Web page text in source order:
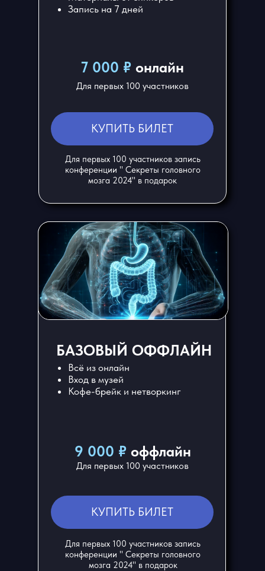
7 000 ₽ онлайн
Запись на 7 дней
КУПИТЬ БИЛЕТ
БАЗОВЫЙ ОФФЛАЙН
9 000 ₽ оффлайн
Для первых 100 участников запись
конференции " Секреты головного
мозга 2024" в подарок
Для первых 100 участников запись
конференции " Секреты головного
мозга 2024" в подарок
Всё из онлайн
Вход в музей
Кофе-брейк и нетворкинг
КУПИТЬ БИЛЕТ
Для первых 100 участников
Для первых 100 участников